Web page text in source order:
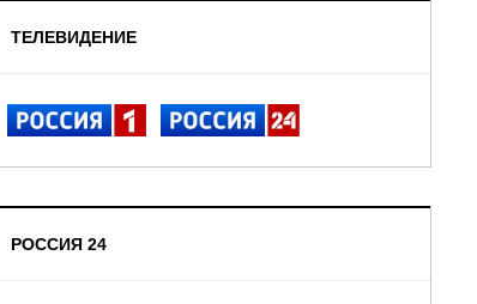
ТЕЛЕВИДЕНИЕ
РОССИЯ 24